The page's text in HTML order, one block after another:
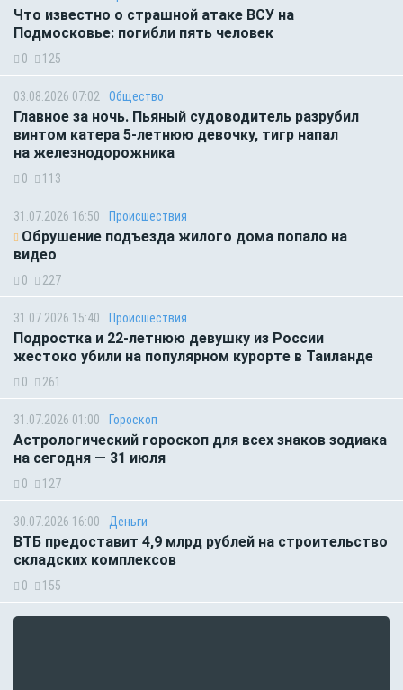
Что известно о страшной атаке ВСУ на
Подмосковье: погибли пять человек
0 125
03.08.2026 07:02 Общество
Главное за ночь. Пьяный судоводитель разрубил
винтом катера 5-летнюю девочку, тигр напал
на железнодорожника
0 113
31.07.2026 16:50 Происшествия
Обрушение подъезда жилого дома попало на
видео
0 227
31.07.2026 15:40 Происшествия
Подростка и 22-летнюю девушку из России
жестоко убили на популярном курорте в Таиланде
0 261
31.07.2026 01:00 Гороскоп
Астрологический гороскоп для всех знаков зодиака
на сегодня — 31 июля
0 127
30.07.2026 16:00 Деньги
ВТБ предоставит 4,9 млрд рублей на строительство
складских комплексов
0 155